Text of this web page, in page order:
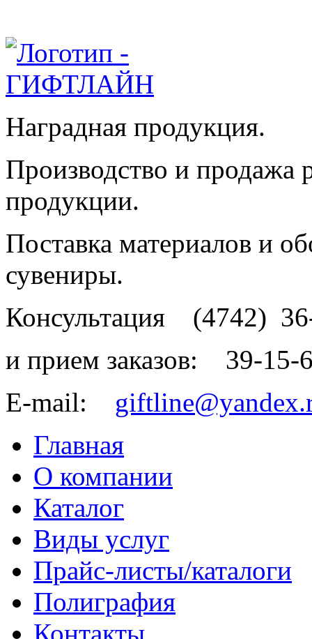
Наградная продукция.
Производство и продажа
продукции.
Поставка материалов и
сувениры.
Консультация (4742)
и прием заказов: 39-15-
E-mail:
Главная
О компании
Каталог
Виды услуг
Прайс-листы/каталоги
Полиграфия